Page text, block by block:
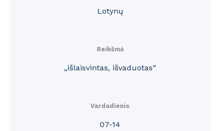
Lotynų
Reikšmė
„išlaisvintas, išvaduotas“
Vardadienis
07-14